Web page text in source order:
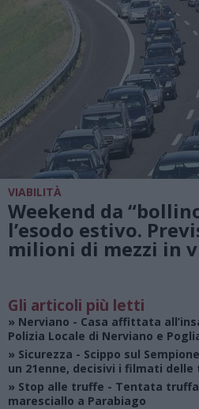
VIABILITÀ
Weekend da
l’esodo estivo.
milioni di mezzi in
Gli articoli più letti
» Nerviano - Casa affittata
Polizia Locale di Nerviano e
» Sicurezza - Scippo sul
un 21enne, decisivi i filmati delle
» Stop alle truffe - Tentata
maresciallo a Parabiago